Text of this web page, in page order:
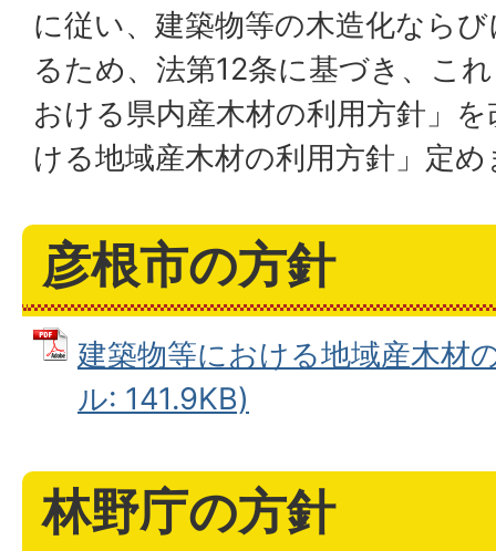
に従い、建築物等の木造化なら
るため、法第12条に基づき、こ
おける県内産木材の利用方針」
ける地域産木材の利用方針」定
彦根市の方針
建築物等における地域産木材
ル: 141.9KB)
林野庁の方針